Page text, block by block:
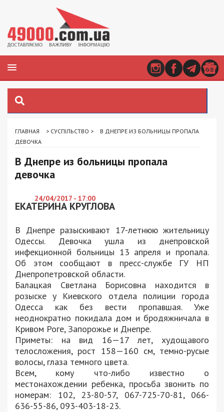
ГЛАВНАЯ > СУСПІЛЬСТВО >
В ДНЕПРЕ ИЗ БОЛЬНИЦЫ ПРОПАЛА
ДЕВОЧКА
В Днепре из больницы пропала
девочка
24/04/2017 - 17:00
ЕКАТЕРИНА КРУГЛОВА
В Днепре разыскивают 17-летнюю жительницу
Одессы. Девочка ушла из днепровской
инфекционной больницы 13 апреля и пропала.
Об этом сообщают в пресс-службе ГУ НП
Днепропетровской области.
Балацкая Светлана Борисовна находится в
розыске у Киевского отдела полиции города
Одесса как без вести пропавшая. Уже
неоднократно покидала дом и бродяжничала в
Кривом Роге, Запорожье и Днепре.
Приметы: на вид 16—17 лет, худощавого
телосложения, рост 158—160 см, темно-русые
волосы, глаза темного цвета.
Всем, кому что-либо известно о
местонахождении ребенка, просьба звонить по
номерам: 102, 23-80-57, 067-725-70-81, 066-
636-55-86, 093-403-18-23.